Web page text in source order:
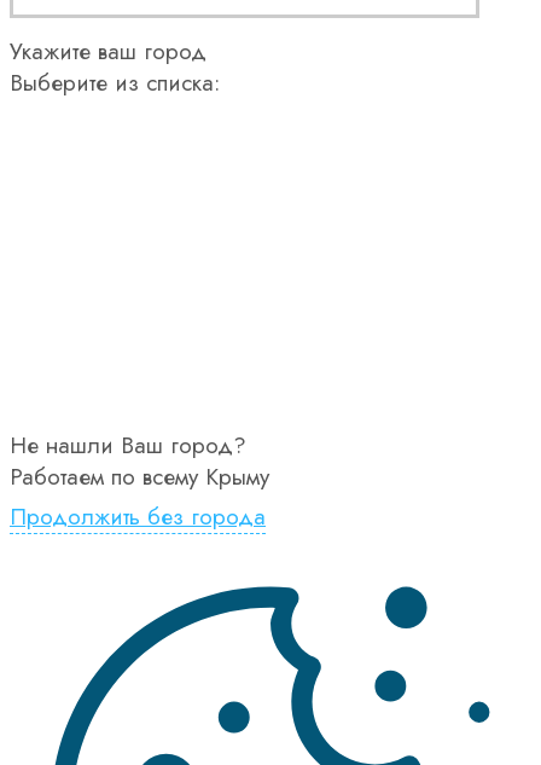
Укажите ваш город
Выберите из списка:
Не нашли Ваш город?
Работаем по всему Крыму
Продолжить без города